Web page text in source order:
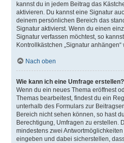
kannst du in jedem Beitrag das
aktivieren. Du kannst eine Signatur
deinem persönlichen Bereich das
Signatur aktivierst. Wenn du einen
Signatur verfassen möchtest, so
Kontrollkästchen „Signatur
Nach oben
Wie kann ich eine Umfrage erstellen?
Wenn du ein neues Thema eröffnest
Themas bearbeitest, findest du ein
unterhalb des Formulars zur
Bereich nicht sehen können, so hast
Berechtigung, Umfragen zu erstellen.
mindestens zwei
eingeben und dabei sicherstellen,